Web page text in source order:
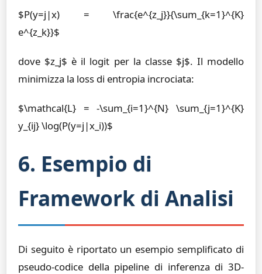
$P(y=j|x) = \frac{e^{z_j}}{\sum_{k=1}^{K}
e^{z_k}}$
dove $z_j$ è il logit per la classe $j$. Il modello
minimizza la loss di entropia incrociata:
$\mathcal{L} = -\sum_{i=1}^{N} \sum_{j=1}^{K}
y_{ij} \log(P(y=j|x_i))$
6. Esempio di
Framework di Analisi
Di seguito è riportato un esempio semplificato di
pseudo-codice della pipeline di inferenza di 3D-